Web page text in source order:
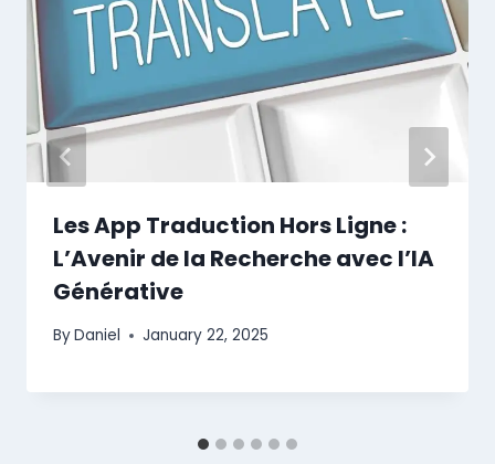
Les App Traduction Hors Ligne :
L’Avenir de la Recherche avec l’IA
Générative
ByDaniel January 22, 2025